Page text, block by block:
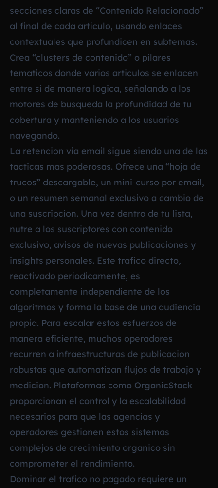
secciones claras de “Contenido Relacionado”
al final de cada articulo, usando enlaces
contextuales que profundicen en subtemas.
Crea “clusters de contenido” o pilares
tematicos donde varios articulos se enlacen
entre si de manera logica, señalando a los
motores de busqueda la profundidad de tu
cobertura y manteniendo a los usuarios
navegando.
La retencion via email sigue siendo una de las
tacticas mas poderosas. Ofrece una “hoja de
trucos” descargable, un mini-curso por email,
o un resumen semanal exclusivo a cambio de
una suscripcion. Una vez dentro de tu lista,
nutre a los suscriptores con contenido
exclusivo, avisos de nuevas publicaciones y
insights personales. Este trafico directo,
reactivado periodicamente, es
completamente independiente de los
algoritmos y forma la base de una audiencia
propia. Para escalar estos esfuerzos de
manera eficiente, muchos operadores
recurren a infraestructuras de publicacion
robustas que automatizan flujos de trabajo y
medicion. Plataformas como OrganicStack
proporcionan el control y la escalabilidad
necesarios para que las agencias y
operadores gestionen estos sistemas
complejos de crecimiento organico sin
comprometer el rendimiento.
Dominar el trafico no pagado requiere un